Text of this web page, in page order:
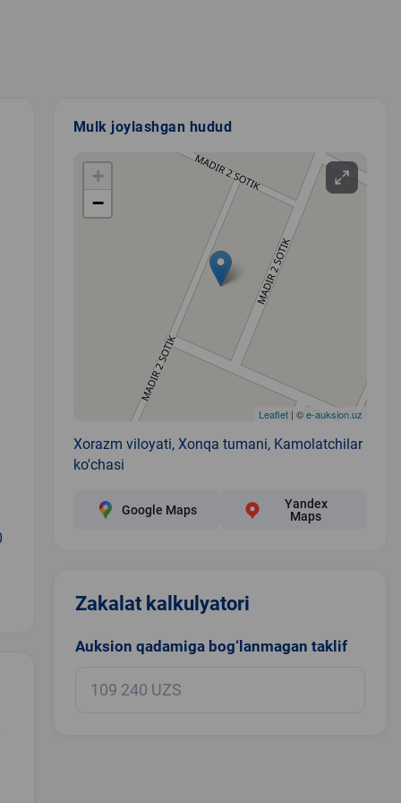
Mulk joylashgan hudud
+
−
Leaflet| ©e-auksion.uz
Xorazm viloyati, Xonqa tumani, Kamolatchilar
ko'chasi
Google Maps
Yandex
Maps
Zakalat kalkulyatori
Auksion qadamiga bog‘lanmagan taklif